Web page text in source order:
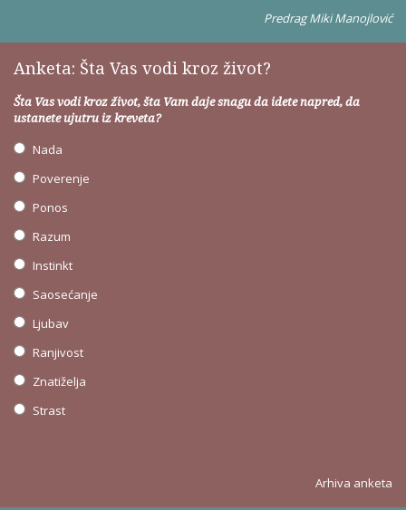
Predrag Miki Manojlović
Anketa: Šta Vas vodi kroz život?
Šta Vas vodi kroz život, šta Vam daje snagu da idete napred, da
ustanete ujutru iz kreveta?
Nada
Poverenje
Ponos
Razum
Instinkt
Saosećanje
Ljubav
Ranjivost
Znatiželja
Strast
Arhiva anketa